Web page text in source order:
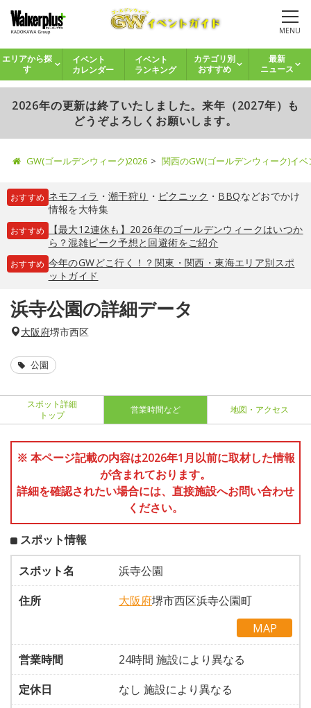
MENU
エリアから探
す
イベント
カレンダー
イベント
ランキング
カテゴリ別
おすすめ
最新
ニュース
2026年の更新は終了いたしました。来年（2027年）も
どうぞよろしくお願いします。
GW(ゴールデンウィーク)2026 関西のGW(ゴールデンウィーク)イ
おすすめ ネモフィラ ・ 潮干狩り ・ ピクニック ・ BBQなどおでかけ
情報を大特集
おすすめ
【最大12連休も】2026年のゴールデンウィークはいつか
ら？混雑ピーク予想と回避術をご紹介
おすすめ 今年のGWどこ行く！？関東・関西・東海エリア別スポ
ットガイド
浜寺公園の詳細データ
大阪府堺市西区
公園
スポット詳細
トップ
営業時間など 地図・アクセス
※ 本ページ記載の内容は2026年1月以前に取材した情報
が含まれております。
詳細を確認されたい場合には、直接施設へお問い合わせ
ください。
スポット情報
スポット名
浜寺公園
住所
大阪府堺市西区浜寺公園町
MAP
営業時間
24時間 施設により異なる
定休日
なし 施設により異なる